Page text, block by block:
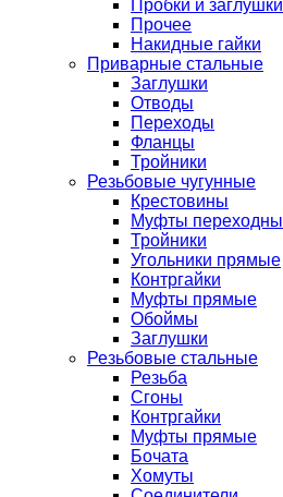
Пробки и заглушки
Прочее
Накидные гайки
Приварные стальные
Заглушки
Отводы
Переходы
Фланцы
Тройники
Резьбовые чугунные
Крестовины
Муфты
Тройники
Угольники прямые
Контргайки
Муфты прямые
Обоймы
Заглушки
Резьбовые стальные
Резьба
Сгоны
Контргайки
Муфты прямые
Бочата
Хомуты